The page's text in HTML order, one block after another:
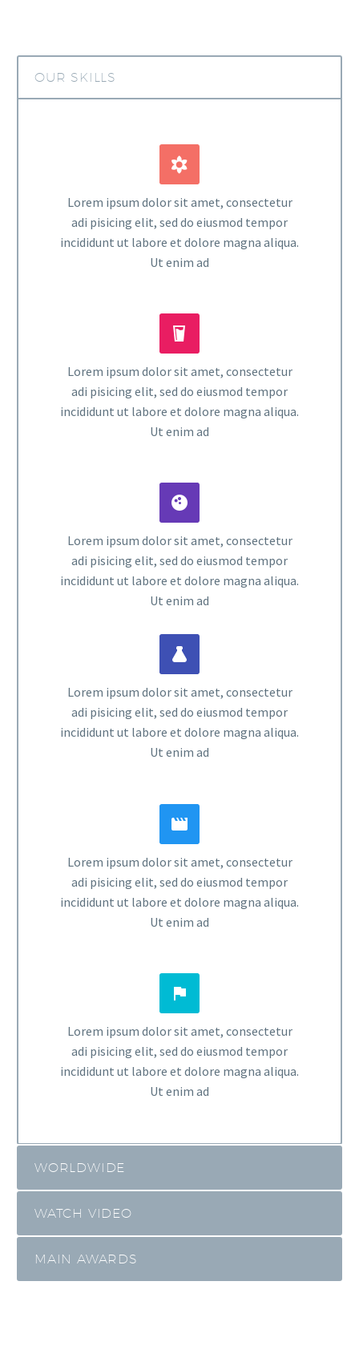
OUR SKILLS


Lorem ipsum dolor sit amet, consectetur
adi pisicing elit, sed do eiusmod tempor
incididunt ut labore et dolore magna aliqua.
Ut enim ad


Lorem ipsum dolor sit amet, consectetur
adi pisicing elit, sed do eiusmod tempor
incididunt ut labore et dolore magna aliqua.
Ut enim ad


Lorem ipsum dolor sit amet, consectetur
adi pisicing elit, sed do eiusmod tempor
incididunt ut labore et dolore magna aliqua.
Ut enim ad


Lorem ipsum dolor sit amet, consectetur
adi pisicing elit, sed do eiusmod tempor
incididunt ut labore et dolore magna aliqua.
Ut enim ad


Lorem ipsum dolor sit amet, consectetur
adi pisicing elit, sed do eiusmod tempor
incididunt ut labore et dolore magna aliqua.
Ut enim ad


Lorem ipsum dolor sit amet, consectetur
adi pisicing elit, sed do eiusmod tempor
incididunt ut labore et dolore magna aliqua.
Ut enim ad
WORLDWIDE
WATCH VIDEO
MAIN AWARDS